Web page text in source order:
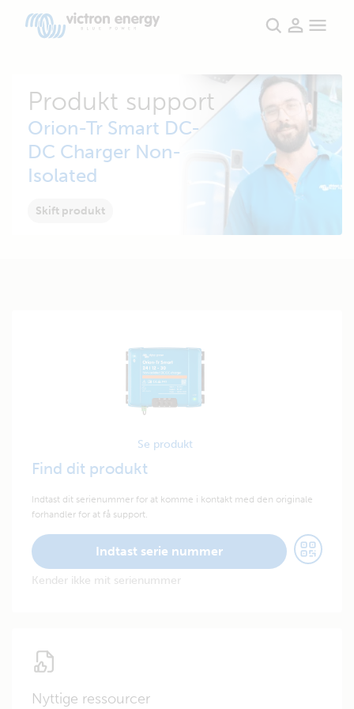
Produkt support
Orion-Tr Smart DC-
DC Charger Non-
Isolated
Skift produkt
Se produkt
Find dit produkt
Indtast dit serienummer for at komme i kontakt med den originale
forhandler for at få support.
Indtast serie nummer
Kender ikke mit serienummer
Nyttige ressourcer